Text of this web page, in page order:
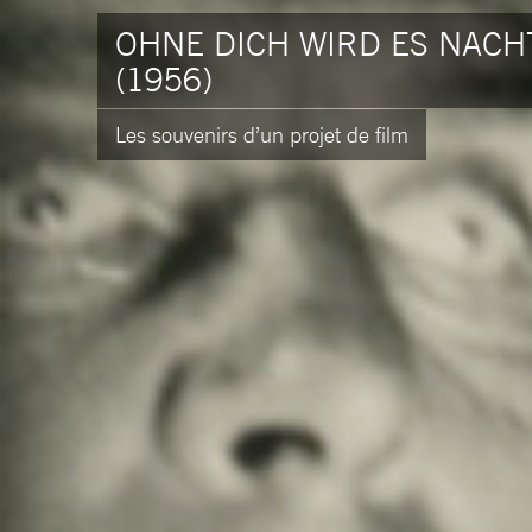
OHNE DICH WIRD ES
(1956)
Les souvenirs d’un projet de film